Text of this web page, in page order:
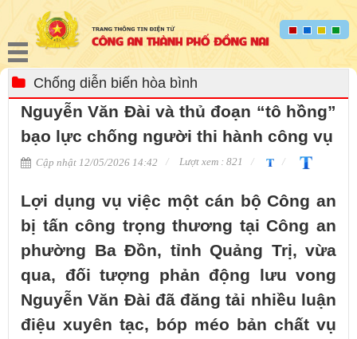
Chống diễn biến hòa bình
Nguyễn Văn Đài và thủ đoạn “tô hồng”
bạo lực chống người thi hành công vụ
Cập nhật 12/05/2026 14:42 Lượt xem : 821
Lợi dụng vụ việc một cán bộ Công an
bị tấn công trọng thương tại Công an
phường Ba Đồn, tỉnh Quảng Trị, vừa
qua, đối tượng phản động lưu vong
Nguyễn Văn Đài đã đăng tải nhiều luận
điệu xuyên tạc, bóp méo bản chất vụ